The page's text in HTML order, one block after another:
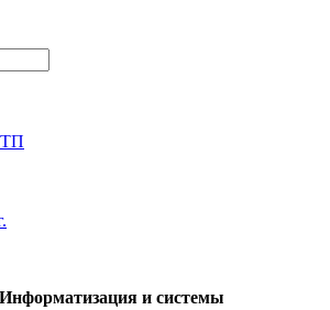
и системы